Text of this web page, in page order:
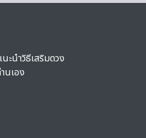
ะนำวิธีเสริมดวง
นเอง